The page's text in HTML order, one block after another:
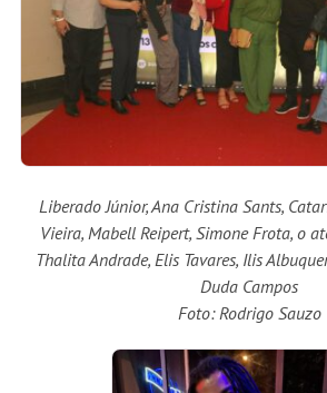
Liberado Júnior, Ana Cristina Sants,
Vieira, Mabell Reipert, Simone Frota, o
Thalita Andrade, Elis Tavares, Ilis
Duda Campos
Foto: Rodrigo Sauzo